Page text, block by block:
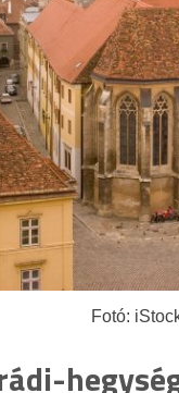
Fotó: